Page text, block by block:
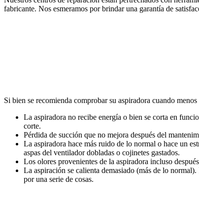
fabricante. Nos esmeramos por brindar una garantía de
Si bien se recomienda comprobar su aspiradora cuando
La aspiradora no recibe energía o bien se corta en
corte.
Pérdida de succión que no mejora después del
La aspiradora hace más ruido de lo normal o hace un
aspas del ventilador dobladas o cojinetes gastados.
Los olores provenientes de la aspiradora incluso
La aspiración se calienta demasiado (más de lo
por una serie de cosas.